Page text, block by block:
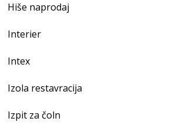
Hiše naprodaj
Interier
Intex
Izola restavracija
Izpit za čoln